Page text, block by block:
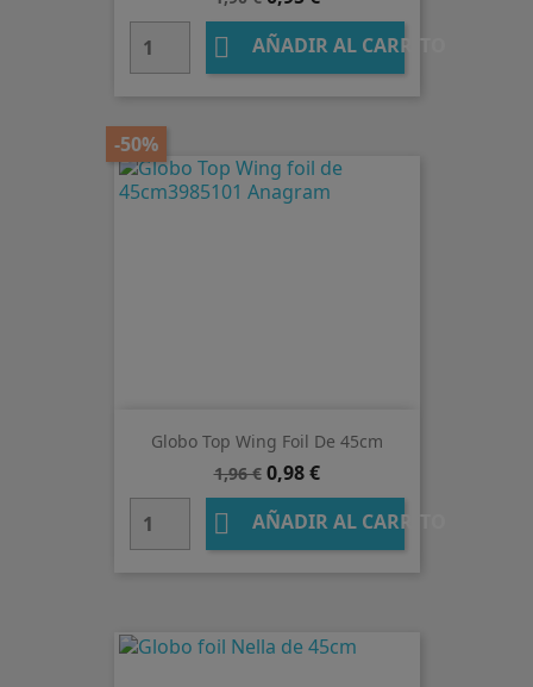
base
 AÑADIR AL CARRITO
Globo Top Wing Foil De 45cm
Precio
base
1,96 €
-50%
Precio
0,98 €
 AÑADIR AL CARRITO